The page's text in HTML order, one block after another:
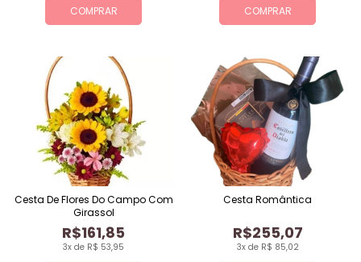
COMPRAR COMPRAR
3x de R$ 53,95
R$161,85
Cesta De Flores Do Campo Com
Girassol
3x de R$ 85,02
R$255,07
Cesta Romântica